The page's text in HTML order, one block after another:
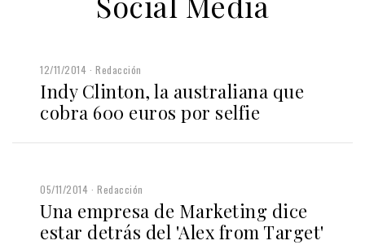
12/11/2014 Redacción
Indy Clinton, la australiana que
cobra 600 euros por selfie
05/11/2014 Redacción
Una empresa de Marketing dice
estar detrás del 'Alex from Target'